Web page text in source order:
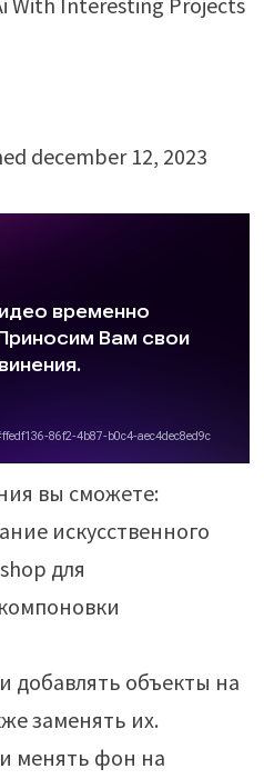
december 12, 2023
вы сможете:
искусственного
для
добавлять объекты на
заменять их.
менять фон на